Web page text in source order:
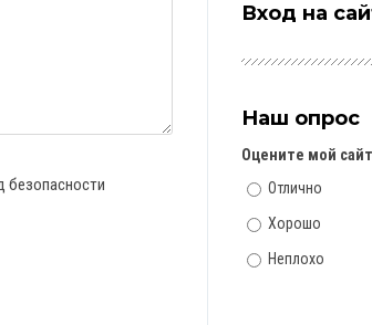
Вход на
Наш опрос
Оцените мой сайт
Отлично
Хорошо
Неплохо